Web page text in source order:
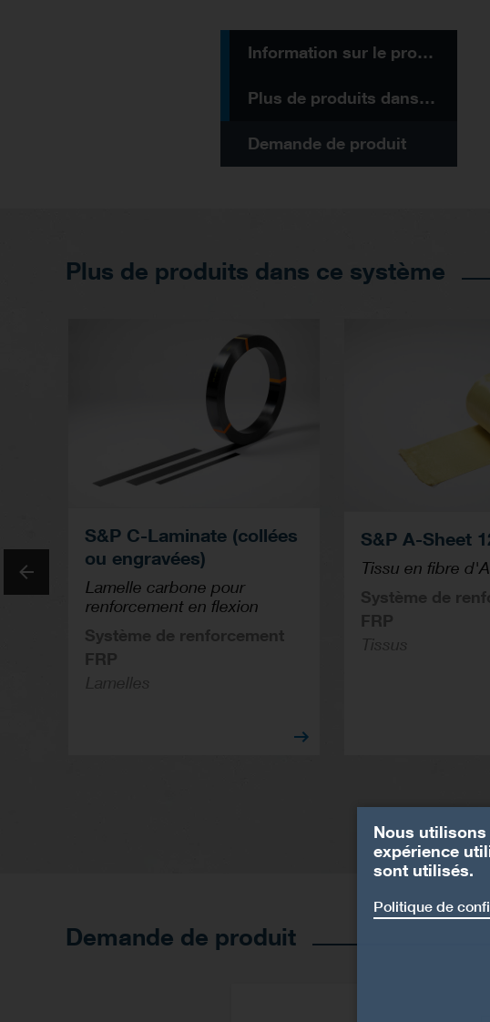
Information sur le produit
Plus de produits dans ce système
Demande de produit
Plus de produits dans ce système
S&P C-Laminate (collées
ou engravées)
Lamelle carbone pour
renforcement en flexion
Système de renforcement
FRP
Lamelles
S&P A-Sheet
Tissu en fibre
Système de
FRP
Tissus
Demande de produit
Nous
expérience
sont utilisés.
Politique de